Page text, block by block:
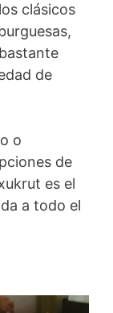
clásicos
de
o
de
es el
a todo el